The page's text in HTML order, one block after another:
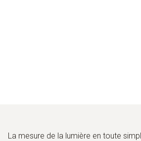
La mesure de la lumière en toute